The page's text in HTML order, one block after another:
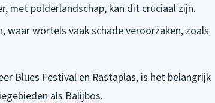
met polderlandschap, kan dit cruciaal zijn.
wortels vaak schade veroorzaken, zoals
Blues Festival en Rastaplas, is het belangrijk
als Balijbos.